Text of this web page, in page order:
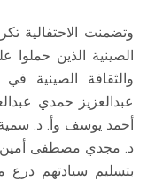
وتضمنت الاحتفالية
الصينية الذين
والثقافة الصينية
عبدالعزيز حمدي
أحمد يوسف وأ. د.
د. مجدي مصطفى أمين
بتسليم سيادتهم درع